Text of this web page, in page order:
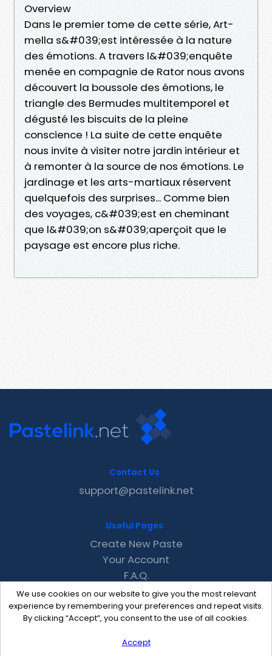
Overview
Dans le premier tome de cette série, Art-
mella s&#039;est intéressée à la nature
des émotions. A travers l&#039;enquête
menée en compagnie de Rator nous avons
découvert la boussole des émotions, le
triangle des Bermudes multitemporel et
dégusté les biscuits de la pleine
conscience ! La suite de cette enquête
nous invite à visiter notre jardin intérieur et
à remonter à la source de nos émotions. Le
jardinage et les arts-martiaux réservent
quelquefois des surprises... Comme bien
des voyages, c&#039;est en cheminant
que l&#039;on s&#039;aperçoit que le
paysage est encore plus riche.
We use cookies on our website to give you the most relevant
experience by remembering your preferences and repeat visits.
By clicking “Accept”, you consent to the use of all cookies.
Accept
Contact Us
support@pastelink.net
Useful Pages
Create New Paste
Your Account
F.A.Q.
Recent
Contact